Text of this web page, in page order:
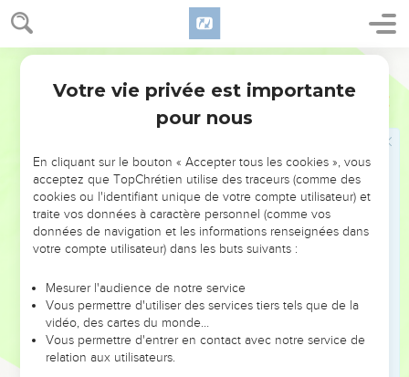
Ezéchiel 12
22 Fils de l'homme, qu'est-ce que ce propos passé en
proverbe, que vous tenez dans le pays d'Israël, en disant :
Les jours se prolongent, et toute prophétie demeure sans
C'est pourquoi dis-leur : Ainsi a dit le Seigneur, l'Éternel :
Je ferai cesser ce propos, et on ne le trouvera plus en Israël.
Dis-leur au contraire : Le temps approche, ainsi que
l'accomplissement de toute prophétie.
Car il n'y aura plus aucune prophétie vaine, ni d'oracle
trompeur, au milieu de la maison d'Israël.
Car moi, l'Éternel, je parlerai, et la parole que j'aurai dite
vos jours je prononcerai une parole et l'accomplirai, dit le
Seigneur, l'Éternel.
La parole de l'Éternel me fut encore adressée en ces
termes :
Votre vie privée est importante
pour nous
En cliquant sur le bouton « Accepter tous les cookies », vous
acceptez que TopChrétien utilise des traceurs (comme des
cookies ou l'identifiant unique de votre compte utilisateur) et
traite vos données à caractère personnel (comme vos
données de navigation et les informations renseignées dans
votre compte utilisateur) dans les buts suivants :
Mesurer l'audience de notre service
Vous permettre d'utiliser des services tiers tels que de la
vidéo, des cartes du monde…
Vous permettre d'entrer en contact avec notre service de
relation aux utilisateurs.